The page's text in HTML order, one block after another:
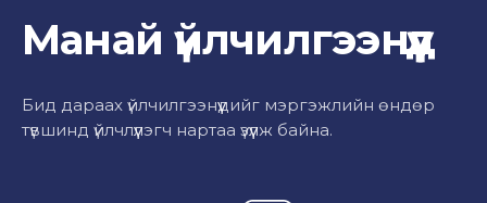
Манай үйлчилгээнүүд
Бид дараах үйлчилгээнүүдийг мэргэжлийн өндөр
түвшинд үйлчлүүлэгч нартаа үзүүлж байна.